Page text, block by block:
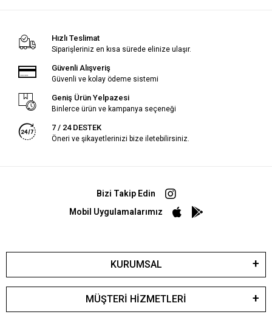
Hızlı Teslimat
Siparişleriniz en kısa sürede elinize ulaşır.
Güvenli Alışveriş
Güvenli ve kolay ödeme sistemi
Geniş Ürün Yelpazesi
Binlerce ürün ve kampanya seçeneği
7 / 24 DESTEK
Öneri ve şikayetlerinizi bize iletebilirsiniz.
Bizi Takip Edin
Mobil Uygulamalarımız
KURUMSAL
MÜŞTERİ HİZMETLERİ